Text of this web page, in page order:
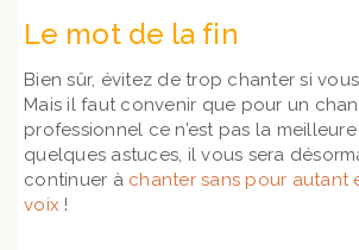
Le mot de la fin
Bien sûr, évitez de trop chanter si
Mais il faut convenir que pour un
professionnel ce n’est pas la
quelques astuces, il vous sera
continuer à chanter sans pour autant
voix !